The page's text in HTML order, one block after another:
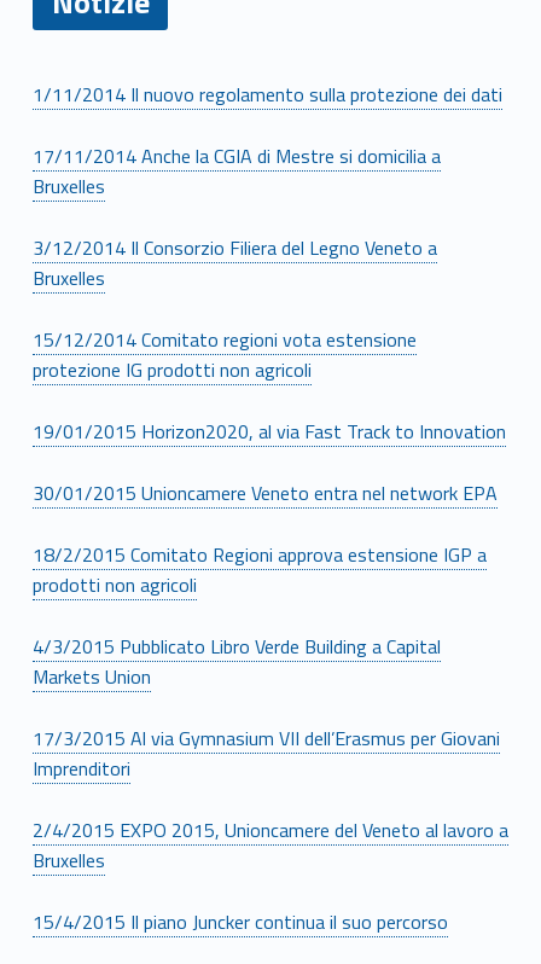
N
o
t
i
z
i
e
1/11/2014 Il nuovo regolamento sulla protezione dei dati
17/11/2014 Anche la CGIA di Mestre si domicilia a
Bruxelles
3/12/2014 Il Consorzio Filiera del Legno Veneto a
Bruxelles
15/12/2014 Comitato regioni vota estensione
protezione IG prodotti non agricoli
19/01/2015 Horizon2020, al via Fast Track to Innovation
30/01/2015 Unioncamere Veneto entra nel network EPA
18/2/2015 Comitato Regioni approva estensione IGP a
prodotti non agricoli
4/3/2015 Pubblicato Libro Verde Building a Capital
Markets Union
17/3/2015 Al via Gymnasium VII dell’Erasmus per Giovani
Imprenditori
2/4/2015 EXPO 2015, Unioncamere del Veneto al lavoro a
Bruxelles
15/4/2015 Il piano Juncker continua il suo percorso